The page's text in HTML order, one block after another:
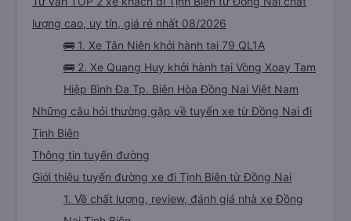
lượng cao, uy tín, giá rẻ nhất 08/2026
🚌 1. Xe Tân Niên khởi hành tại 79 QL1A
🚌 2. Xe Quang Huy khởi hành tại Vòng Xoay Tam
Hiệp Bình Đa Tp. Biên Hòa Đồng Nai Việt Nam
Những câu hỏi thường gặp về tuyến xe từ Đồng Nai đi
Tịnh Biên
Thông tin tuyến đường
Giới thiệu tuyến đường xe đi Tịnh Biên từ Đồng Nai
1. Về chất lượng, review, đánh giá nhà xe Đồng